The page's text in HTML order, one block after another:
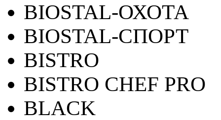
BIOSTAL-ОХОТА
BIOSTAL-СПОРТ
BISTRO
BISTRO CHEF PRO
BLACK